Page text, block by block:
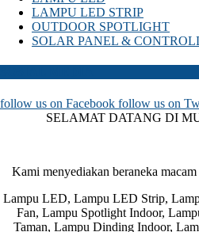
LAMPU LED STRIP
OUTDOOR SPOTLIGHT
SOLAR PANEL &
follow us on Facebook follow us on
SELAMAT DATANG DI
Kami menyediakan beraneka
Lampu LED, Lampu LED Strip,
Fan, Lampu Spotlight Indoor,
Taman, Lampu Dinding Indoor,